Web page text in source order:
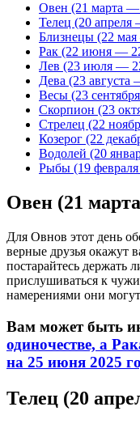
Овен (21 марта —
Телец (20 апреля
Близнецы (22
Рак (22 июня —
Лев (23 июля —
Дева (23 августа
Весы (23
Скорпион (23
Стрелец (22
Козерог (22
Водолей (20
Рыбы (19
Овен (21
Для Овнов этот день
верные друзья окажут
постарайтесь держать
прислушиваться к
намерениями они могут
Вам может быть
одиночестве, а
на 25 июня 2025
Телец (20